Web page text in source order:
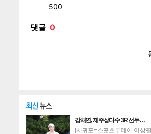
트위 카카
강채연, 제주삼다수 3R 선두…
[서귀포=스포츠투데이 이상